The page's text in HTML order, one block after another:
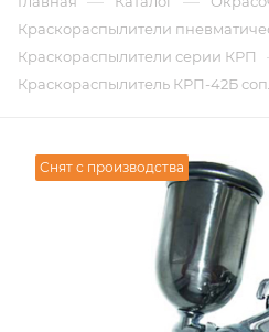
Краскораспылители
Краскораспылители серии КРП
Краскораспылитель КРП-42Б
Снят с производства